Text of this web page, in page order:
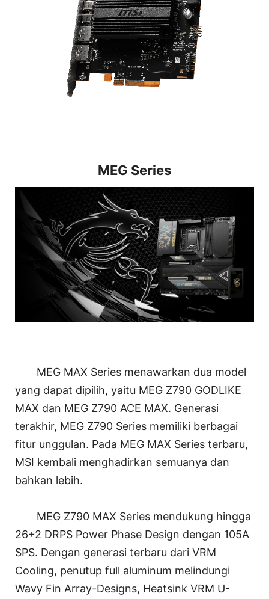
MEG Series
MEG MAX Series menawarkan dua model
yang dapat dipilih, yaitu MEG Z790 GODLIKE
MAX dan MEG Z790 ACE MAX. Generasi
terakhir, MEG Z790 Series memiliki berbagai
fitur unggulan. Pada MEG MAX Series terbaru,
MSI kembali menghadirkan semuanya dan
bahkan lebih.
MEG Z790 MAX Series mendukung hingga
26+2 DRPS Power Phase Design dengan 105A
SPS. Dengan generasi terbaru dari VRM
Cooling, penutup full aluminum melindungi
Wavy Fin Array-Designs, Heatsink VRM U-